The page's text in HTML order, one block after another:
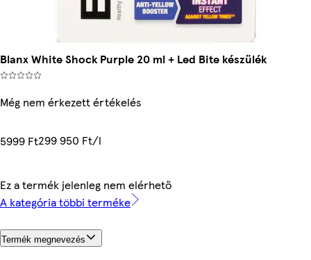
Blanx White Shock Purple 20 ml + Led Bite készülék
Még nem érkezett értékelés
5999 Ft299 950 Ft/l
Ez a termék jelenleg nem elérhető
A kategória többi terméke
Termék megnevezés